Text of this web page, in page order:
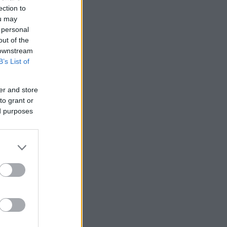
to
may
of the
List of
and store
grant or
purposes
50